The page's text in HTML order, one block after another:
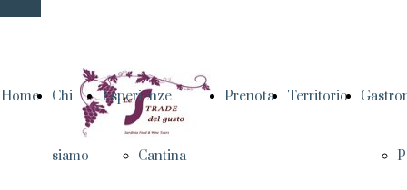
Home Chi
siamo
Esperienze
Cantina
Prenota Territorio